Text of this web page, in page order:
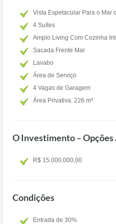
Vista Espetacular Para o Mar
4 Suítes
Amplo Living Com Cozinha
Sacada Frente Mar
Lavabo
Área de Serviço
4 Vagas de Garagem
Área Privativa: 226 m²
O Investimento – Opções
R$ 15.000.000,00
Condições
Entrada de 30%